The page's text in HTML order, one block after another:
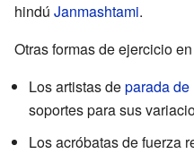
hindú Janmashtami.
Otras formas de ejercicio
Los artistas deparada de
soportes para sus
Los acróbatas de fuerza